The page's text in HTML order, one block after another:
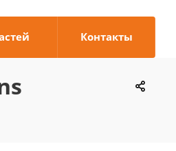
Контакты